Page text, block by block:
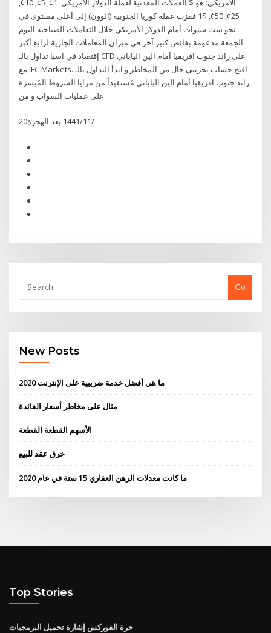
الأمريكي: هو $ العملات المعدنية لعملة الدولار الأمريكي: 1¢, 5¢, 10¢,
25¢, 50¢, $1 قفزت عملة كوريا الجنوبية (الوون) إلى أعلى مستوى في
نحو ست سنوات أمام الدولار الأمريكي خلال التعاملات الصباحية اليوم
الجمعة مدعومة بفائض كبير آخر في ميزان المعاملات الجارية لرابع أكبر
إقتصاد في آسيا تداول بالـ CFD على راند جنوب افريقيا أمام الين الياباني
مع IFC Markets. افتح حساب تجريبي خال من المخاطر و ابدأ التداول بالـ
راند جنوب افريقيا أمام الين الياباني مُستفيداً من مزايا الشروط المُيسرة
على عمليات السواب و من
20‏‏/11‏‏/1441 بعد الهجرة
Go
New Posts
ما هي أفضل خدمة ضريبية على الإنترنت 2020
مثال على مخاطر أسعار الفائدة
الأسهم القطعة القطعة
خرق عقد للبيع
ما كانت معدلات الرهن العقاري 15 سنة في عام 2020
Top Stories
حرة الفوركس إشارة تحميل البرمجيات